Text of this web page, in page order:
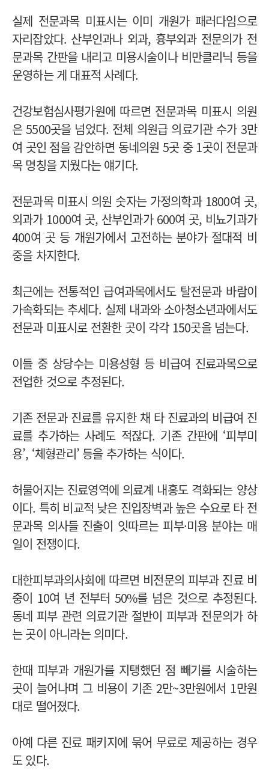
실제 전문과목 미표시는 이미 개원가 패러다임으로
자리잡았다. 산부인과나 외과, 흉부외과 전문의가 전
문과목 간판을 내리고 미용시술이나 비만클리닉 등을
운영하는 게 대표적 사례다.
건강보험심사평가원에 따르면 전문과목 미표시 의원
은 5500곳을 넘었다. 전체 의원급 의료기관 수가 3만
여 곳인 점을 감안하면 동네의원 5곳 중 1곳이 전문과
목 명칭을 지웠다는 얘기다.
전문과목 미표시 의원 숫자는 가정의학과 1800여 곳,
외과가 1000여 곳, 산부인과가 600여 곳, 비뇨기과가
400여 곳 등 개원가에서 고전하는 분야가 절대적 비
중을 차지한다.
최근에는 전통적인 급여과목에서도 탈전문과 바람이
가속화되는 추세다. 실제 내과와 소아청소년과에서도
전문과 미표시로 전환한 곳이 각각 150곳을 넘는다.
이들 중 상당수는 미용성형 등 비급여 진료과목으로
전업한 것으로 추정된다.
기존 전문과 진료를 유지한 채 타 진료과의 비급여 진
료를 추가하는 사례도 적잖다. 기존 간판에 ‘피부미
용’, ‘체형관리’ 등을 추가하는 식이다.
허물어지는 진료영역에 의료계 내홍도 격화되는 양상
이다. 특히 비교적 낮은 진입장벽과 높은 수요로 타 전
문과목 의사들 진출이 잇따르는 피부·미용 분야는 매
일이 전쟁이다.
대한피부과의사회에 따르면 비전문의 피부과 진료 비
중이 10여 년 전부터 50%를 넘은 것으로 추정된다.
동네 피부 관련 의료기관 절반이 피부과 전문의가 하
는 곳이 아니라는 의미다.
한때 피부과 개원가를 지탱했던 점 빼기를 시술하는
곳이 늘어나며 그 비용이 기존 2만~3만원에서 1만원
대로 떨어졌다.
아예 다른 진료 패키지에 묶어 무료로 제공하는 경우
도 있다.